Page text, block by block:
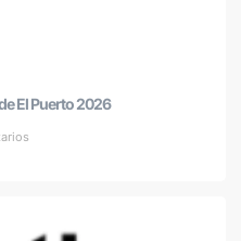
El Puerto 2026